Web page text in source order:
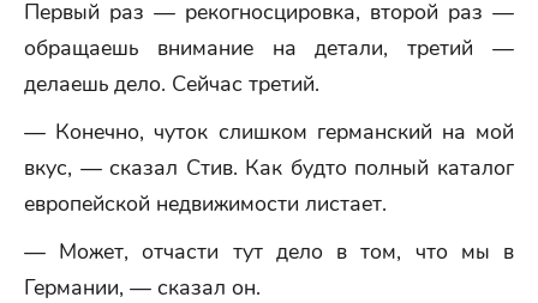
Первый раз — рекогносцировка, второй раз —
обращаешь внимание на детали, третий —
делаешь дело. Сейчас третий.
— Конечно, чуток слишком германский на мой
вкус, — сказал Стив. Как будто полный каталог
европейской недвижимости листает.
— Может, отчасти тут дело в том, что мы в
Германии, — сказал он.